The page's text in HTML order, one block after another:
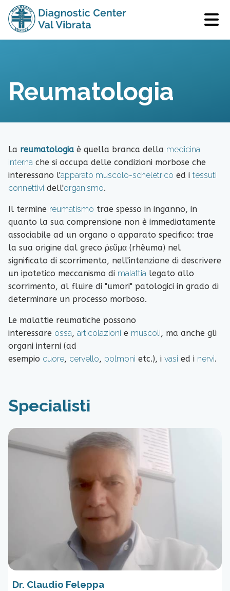
Reumatologia
La reumatologia è quella branca della medicina
interna che si occupa delle condizioni morbose che
interessano l'apparato muscolo-scheletrico ed i tessuti
connettivi dell'organismo.
Il termine reumatismo trae spesso in inganno, in
quanto la sua comprensione non è immediatamente
associabile ad un organo o apparato specifico: trae
la sua origine dal greco ῥεῦμα (rhèuma) nel
significato di scorrimento, nell'intenzione di descrivere
un ipotetico meccanismo di malattia legato allo
scorrimento, al fluire di "umori" patologici in grado di
determinare un processo morboso.
Le malattie reumatiche possono
interessare ossa, articolazioni e muscoli, ma anche gli
organi interni (ad
esempio cuore, cervello, polmoni etc.), i vasi ed i nervi.
Specialisti
Dr. Claudio Feleppa